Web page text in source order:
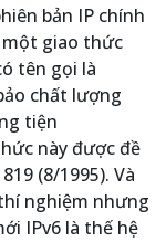
bản IP chính
giao thức
tên gọi là
chất lượng
tiện
này được đề
(8/1995). Và
nghiệm nhưng
IPv6 là thế hệ